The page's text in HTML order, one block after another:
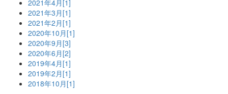
2021年4月[1]
2021年3月[1]
2021年2月[1]
2020年10月[1]
2020年9月[3]
2020年6月[2]
2019年4月[1]
2019年2月[1]
2018年10月[1]